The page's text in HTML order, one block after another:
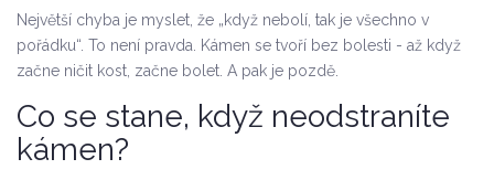
Největší chyba je myslet, že „když nebolí, tak je všechno v
pořádku“. To není pravda. Kámen se tvoří bez bolesti - až když
začne ničit kost, začne bolet. A pak je pozdě.
Co se stane, když neodstraníte
kámen?